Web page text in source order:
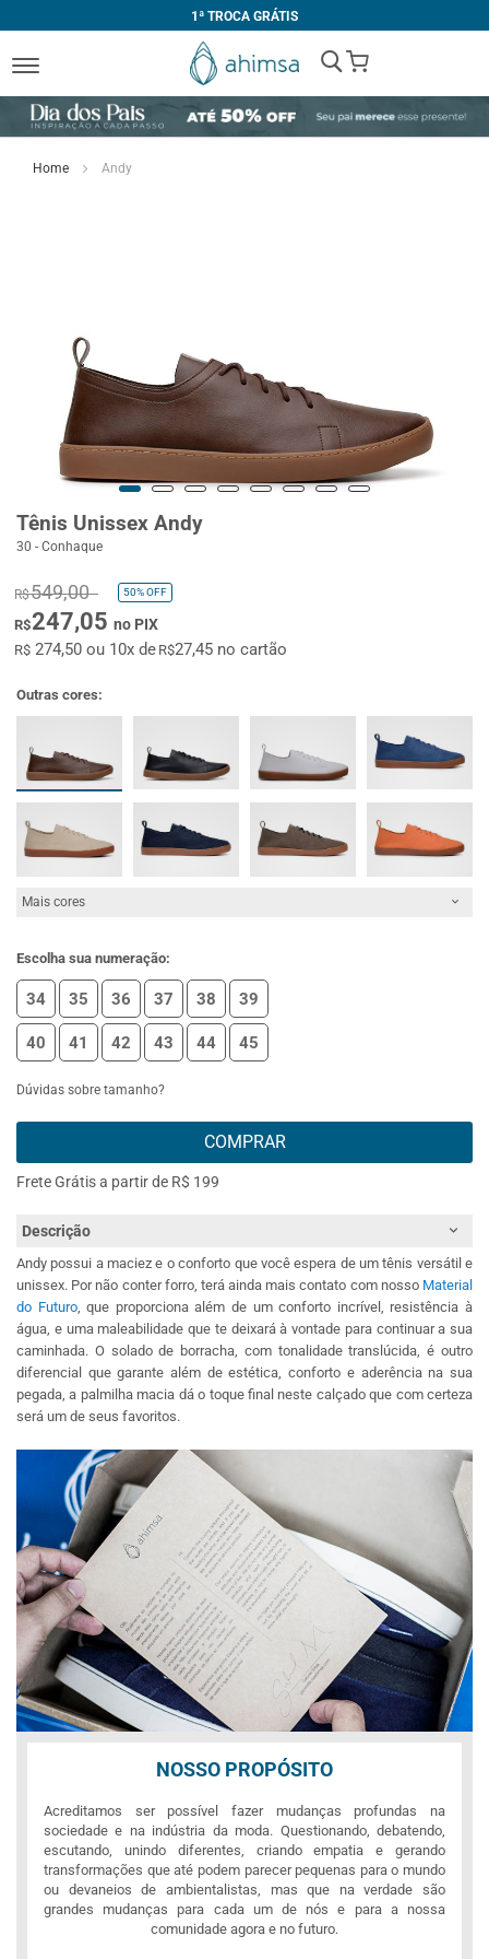
1ª TROCA GRÁTIS
My Cart
Home Andy
Tênis Unissex Andy
30 - Conhaque
R$549,00 50%OFF
R$247,05 no PIX
R$ 274,50 ou 10x deR$27,45 no cartão
Outras cores:
Mais cores
Escolha sua numeração:
34 35 36 37 38 39
40 41 42 43 44 45
Dúvidas sobre tamanho?
COMPRAR
Frete Grátis a partir de R$ 199
Descrição
Andy possui a maciez e o conforto que você espera de um tênis versátil e
unissex. Por não conter forro, terá ainda mais contato com nosso Material
do Futuro, que proporciona além de um conforto incrível, resistência à
água, e uma maleabilidade que te deixará à vontade para continuar a sua
caminhada. O solado de borracha, com tonalidade translúcida, é outro
diferencial que garante além de estética, conforto e aderência na sua
pegada, a palmilha macia dá o toque final neste calçado que com certeza
será um de seus favoritos.
NOSSO PROPÓSITO
Acreditamos ser possível fazer mudanças profundas na
sociedade e na indústria da moda. Questionando, debatendo,
escutando, unindo diferentes, criando empatia e gerando
transformações que até podem parecer pequenas para o mundo
ou devaneios de ambientalistas, mas que na verdade são
grandes mudanças para cada um de nós e para a nossa
comunidade agora e no futuro.